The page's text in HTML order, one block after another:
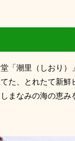
「潮里（しおり）
た、とれたて新鮮
まなみの海の恵み